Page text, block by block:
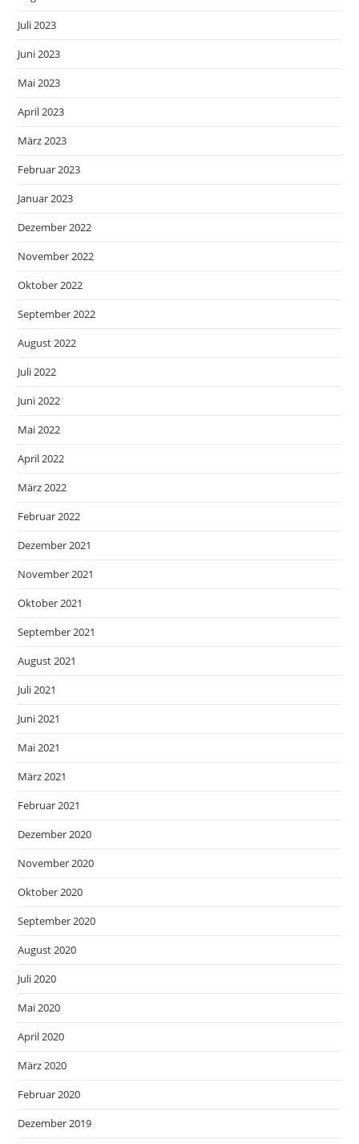
Juli 2023
Juni 2023
Mai 2023
April 2023
März 2023
Februar 2023
Januar 2023
Dezember 2022
November 2022
Oktober 2022
September 2022
August 2022
Juli 2022
Juni 2022
Mai 2022
April 2022
März 2022
Februar 2022
Dezember 2021
November 2021
Oktober 2021
September 2021
August 2021
Juli 2021
Juni 2021
Mai 2021
März 2021
Februar 2021
Dezember 2020
November 2020
Oktober 2020
September 2020
August 2020
Juli 2020
Mai 2020
April 2020
März 2020
Februar 2020
Dezember 2019